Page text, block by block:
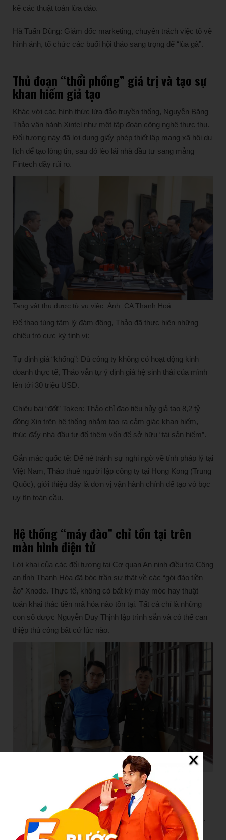
kế các thuật toán lừa đảo.
Hà Tuấn Dũng: Giám đốc marketing, chuyên trách việc tô vẽ
hình ảnh, tổ chức các buổi hội thảo sang trọng để “lùa gà”.
Thủ đoạn “thổi phồng” giá trị và tạo sự
khan hiếm giả tạo
Khác với các hình thức lừa đảo truyền thống, Nguyễn Băng
Thảo vận hành Xintel như một tập đoàn công nghệ thực thụ.
Đối tượng này đã lợi dụng giấy phép thiết lập mạng xã hội du
lịch để tạo lòng tin, sau đó lèo lái nhà đầu tư sang mảng
Fintech đầy rủi ro.
Tang vật thu được từ vụ việc. Ảnh: CA Thanh Hoá
Để thao túng tâm lý đám đông, Thảo đã thực hiện những
chiêu trò cực kỳ tinh vi:
Tự định giá “khống”: Dù công ty không có hoạt động kinh
doanh thực tế, Thảo vẫn tự ý định giá hệ sinh thái của mình
lên tới 30 triệu USD.
Chiêu bài “đốt” Token: Thảo chỉ đạo tiêu hủy giả tạo 8,2 tỷ
đồng Xin trên hệ thống nhằm tạo ra cảm giác khan hiếm,
thúc đẩy nhà đầu tư đổ thêm vốn để sở hữu “tài sản hiếm”.
Gắn mác quốc tế: Để né tránh sự nghi ngờ về tính pháp lý tại
Việt Nam, Thảo thuê người lập công ty tại Hong Kong (Trung
Quốc), giới thiệu đây là đơn vị vận hành chính để tạo vỏ bọc
uy tín toàn cầu.
Hệ thống “máy đào” chỉ tồn tại trên
màn hình điện tử
Lời khai của các đối tượng tại Cơ quan An ninh điều tra Công
an tỉnh Thanh Hóa đã bóc trần sự thật về các “gói đào tiền
ảo” Xnode. Thực tế, không có bất kỳ máy móc hay thuật
toán khai thác tiền mã hóa nào tồn tại. Tất cả chỉ là những
con số được Nguyễn Duy Thịnh lập trình sẵn và có thể can
thiệp thủ công bất cứ lúc nào.
Đối tượng Nguyễn Duy Thịnh, “tổng tham mưu” của hệ sinh
thái Xintel bị bắt giữ. Ảnh: CA Thanh Hoá
Nhà đầu tư như chị N.T.T (Thanh Hóa) đã mất trắng 7,3 tỷ
đồng vì tin vào những buổi hội thảo tại các nhà hàng 5 sao.
“Họ đưa ra những thông tin về giấy phép, trụ sở rõ ràng